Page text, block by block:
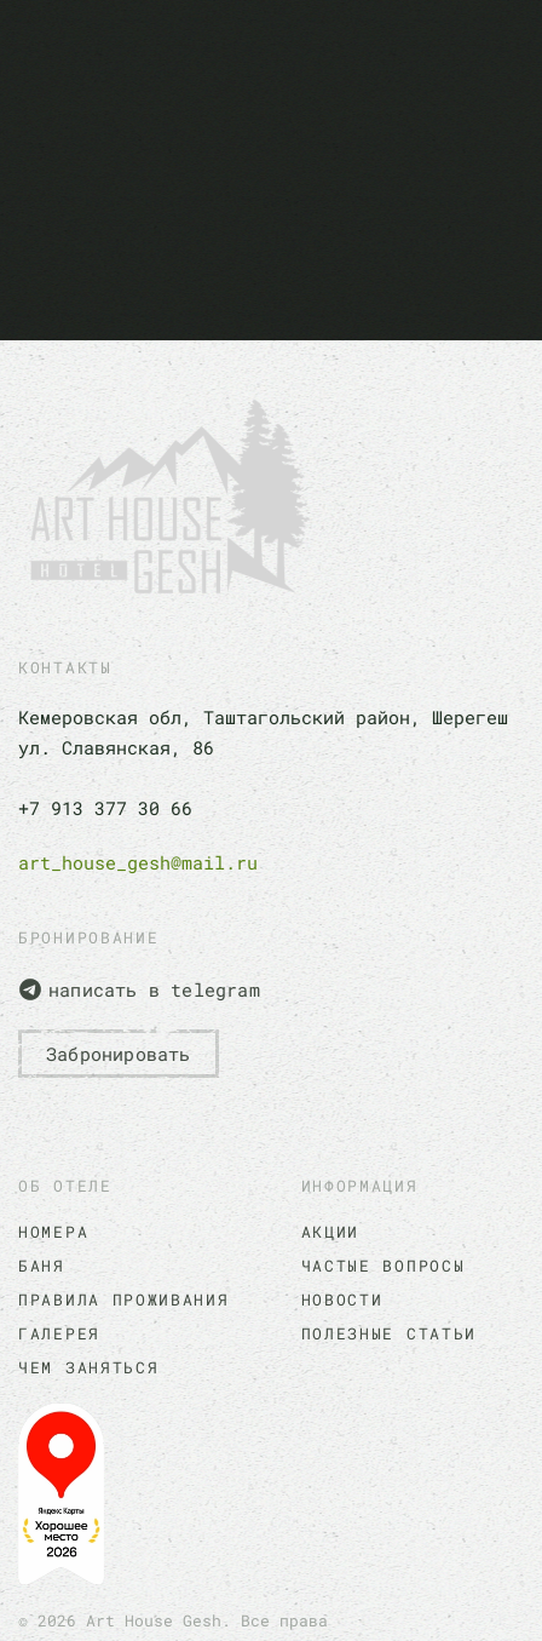
КОНТАКТЫ
Кемеровская обл, Таштагольский район, Шерегеш
ул. Славянская, 86
+7 913 377 30 66
art_house_gesh@mail.ru
БРОНИРОВАНИЕ
написать в telegram
Забронировать
©2026 Art House Gesh. Все права
ОБ ОТЕЛЕ
НОМЕРА
БАНЯ
ПРАВИЛА ПРОЖИВАНИЯ
ГАЛЕРЕЯ
ЧЕМ ЗАНЯТЬСЯ
ИНФОРМАЦИЯ
АКЦИИ
ЧАСТЫЕ ВОПРОСЫ
НОВОСТИ
ПОЛЕЗНЫЕ СТАТЬИ